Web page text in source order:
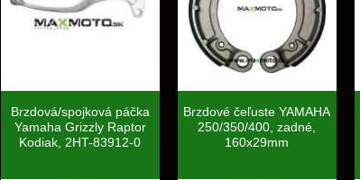
Brzdová/spojková páčka
Yamaha Grizzly Raptor
Kodiak, 2HT-83912-0
Brzdové čeľuste YAMAHA
250/350/400, zadné,
160x29mm